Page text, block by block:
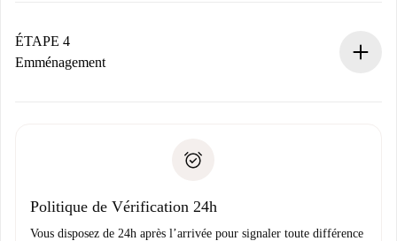
contact avec le propriétaire.
Si refusé : aucun prélèvement et nous vous proposerons
Justificatif de solvabilité
ÉTAPE 4
Emménagement
uniquement si aucun problème n'est signalé.
Politique de Vérification 24h
Vous disposez de 24h après l’arrivée pour signaler toute différence